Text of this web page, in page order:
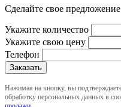
Сделайте свое
Укажите количество
Укажите свою цену
Телефон
Нажимая на кнопку, вы
обработку персональных данных в